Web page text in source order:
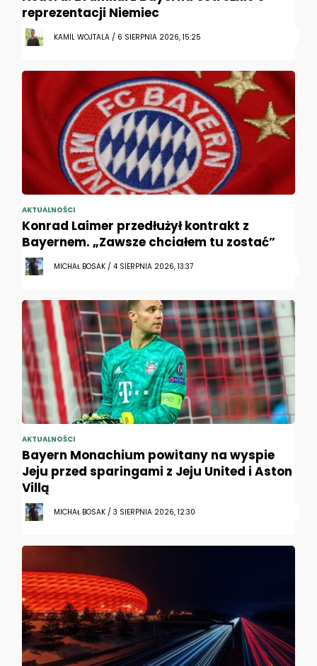
reprezentacji Niemiec
KAMIL WOJTALA / 6 SIERPNIA 2026, 15:25
AKTUALNOŚCI
Konrad Laimer przedłużył kontrakt z
Bayernem. „Zawsze chciałem tu zostać”
MICHAŁ BOSAK / 4 SIERPNIA 2026, 13:37
AKTUALNOŚCI
Bayern Monachium powitany na wyspie
Jeju przed sparingami z Jeju United i Aston
Villą
MICHAŁ BOSAK / 3 SIERPNIA 2026, 12:30